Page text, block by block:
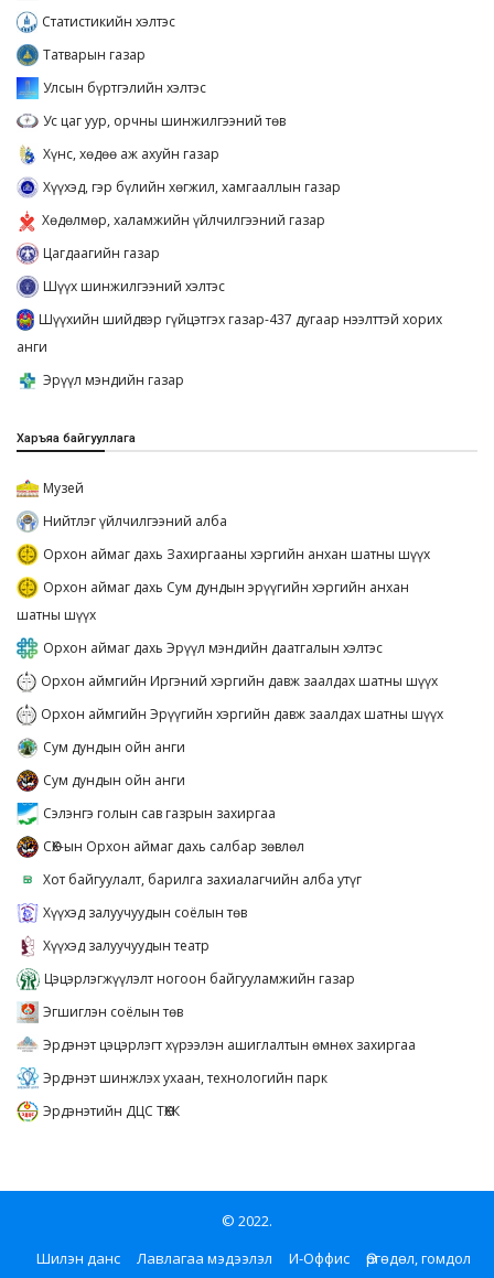
Статистикийн хэлтэс
Татварын газар
Улсын бүртгэлийн хэлтэс
Ус цаг уур, орчны шинжилгээний төв
Хүнс, хөдөө аж ахуйн газар
Хүүхэд, гэр бүлийн хөгжил, хамгааллын газар
Хөдөлмөр, халамжийн үйлчилгээний газар
Цагдаагийн газар
Шүүх шинжилгээний хэлтэс
Шүүхийн шийдвэр гүйцэтгэх газар-437 дугаар нээлттэй хорих
анги
Эрүүл мэндийн газар
Харъяа байгууллага
Музей
Нийтлэг үйлчилгээний алба
Орхон аймаг дахь Захиргааны хэргийн анхан шатны шүүх
Орхон аймаг дахь Сум дундын эрүүгийн хэргийн анхан
шатны шүүх
Орхон аймаг дахь Эрүүл мэндийн даатгалын хэлтэс
Орхон аймгийн Иргэний хэргийн давж заалдах шатны шүүх
Орхон аймгийн Эрүүгийн хэргийн давж заалдах шатны шүүх
Сум дундын ойн анги
Сум дундын ойн анги
Сэлэнгэ голын сав газрын захиргаа
СӨХ-ын Орхон аймаг дахь салбар зөвлөл
Хот байгуулалт, барилга захиалагчийн алба утүг
Хүүхэд залуучуудын соёлын төв
Хүүхэд залуучуудын театр
Цэцэрлэгжүүлэлт ногоон байгууламжийн газар
Эгшиглэн соёлын төв
Эрдэнэт цэцэрлэгт хүрээлэн ашиглалтын өмнөх захиргаа
Эрдэнэт шинжлэх ухаан, технологийн парк
Эрдэнэтийн ДЦС ТӨХК
© 2022.
Шилэн данс
Лавлагаа мэдээлэл И-Оффис Өргөдөл, гомдол